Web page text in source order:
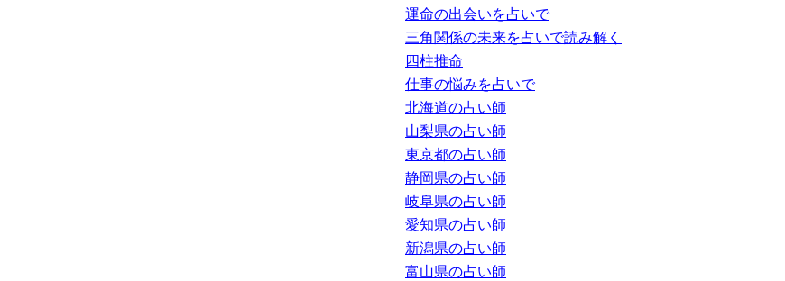
運命の出会いを占いで
三角関係の未来を占いで読み解く
四柱推命
仕事の悩みを占いで
北海道の占い師
山梨県の占い師
東京都の占い師
静岡県の占い師
岐阜県の占い師
愛知県の占い師
新潟県の占い師
富山県の占い師